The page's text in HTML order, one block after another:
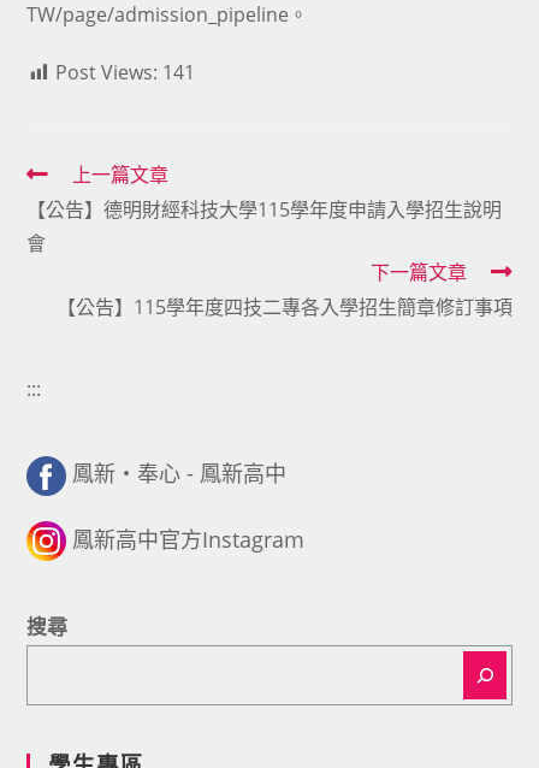
TW/page/admission_pipeline。
Post Views: 141
Read
more
articles
上一篇文章
【公告】德明財經科技大學115學年度申請入學招生說明
會
下一篇文章
【公告】115學年度四技二專各入學招生簡章修訂事項
:::
鳳新・奉心 - 鳳新高中
鳳新高中官方Instagram
搜尋